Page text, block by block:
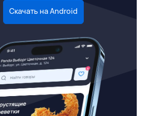
Скачать на Android